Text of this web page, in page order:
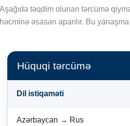
Aşağıda təqdim olunan tərcümə
həcminə əsasən aparılır. Bu
Hüquqi tərcümə
Dil istiqaməti
Azərbaycan → Rus